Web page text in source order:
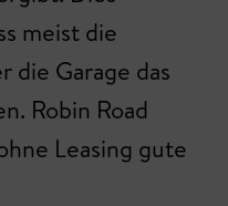
meist die
die Garage das
Robin Road
Leasing gute